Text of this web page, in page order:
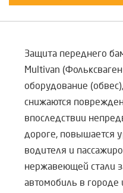
Защита переднего
Multivan
оборудование
снижаются
впоследствии
дороге, повышается
водителя и
нержавеющей стали
автомобиль в